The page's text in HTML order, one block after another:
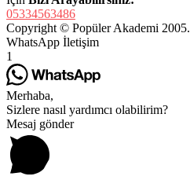
05334563486
Copyright © Popüler Akademi 2005.
WhatsApp İletişim
1
Merhaba,
Sizlere nasıl yardımcı olabilirim?
Mesaj gönder